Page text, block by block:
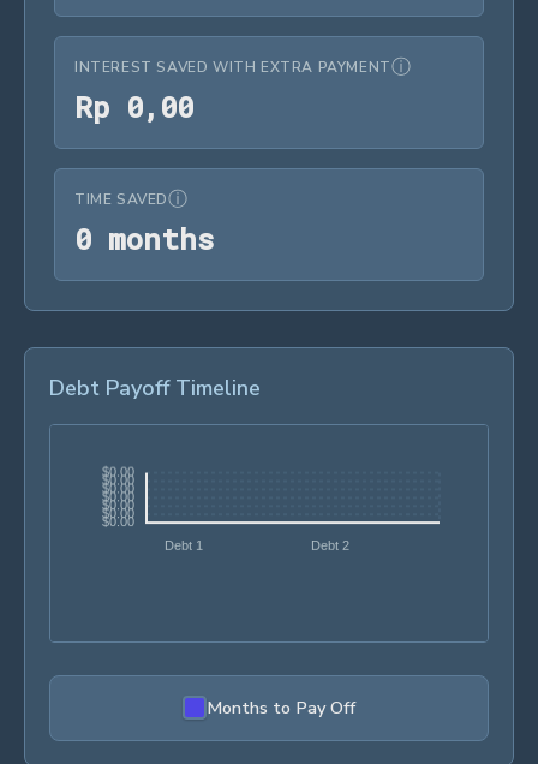
INTEREST SAVED WITH EXTRA PAYMENTⓘ
Rp 0, 00Rp 0,00
TIME SAVEDⓘ
0 months0 months
Debt Payoff Timeline
Months to Pay Off